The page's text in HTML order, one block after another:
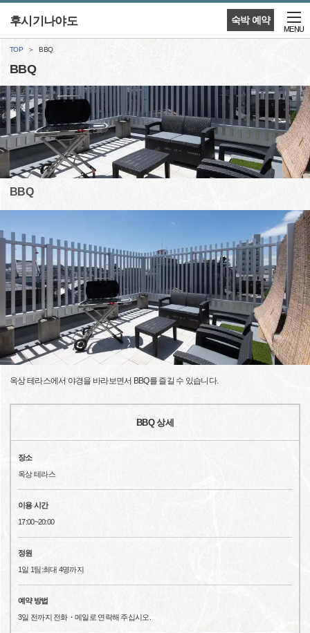
숙박 예약
후시기나야도
MENU
TOP BBQ
BBQ
BBQ
옥상 테라스에서 야경을 바라보면서 BBQ를 즐길 수 있습니다.
BBQ 상세
장소
옥상 테라스
이용 시간
17:00~20:00
정원
1일 1팀:최대 4명까지
예약 방법
3일 전까지 전화・메일로 연락해 주십시오.